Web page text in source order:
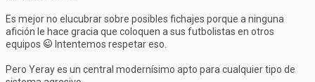
Es mejor no elucubrar sobre posibles fichajes porque a ninguna
afición le hace gracia que coloquen a sus futbolistas en otros
equipos
Intentemos respetar eso.
Pero Yeray es un central modernísimo apto para cualquier tipo de